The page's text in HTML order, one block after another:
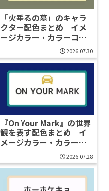
「火垂るの墓」のキャラ
クター配色まとめ｜イメ
ージカラー・カラーコー
2026.07.30
『On Your Mark』の世界
観を表す配色まとめ｜イ
メージカラー・カラーコ
2026.07.28